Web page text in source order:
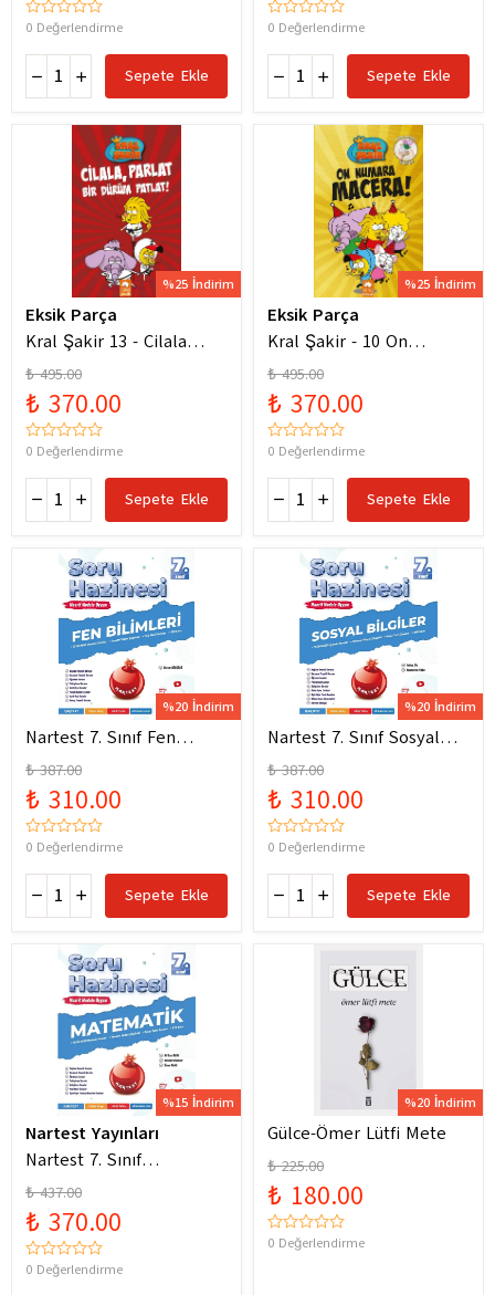
0 Değerlendirme
Sepete Ekle
0 Değerlendirme
Sepete Ekle
%25 İndirim
Eksik Parça
Kral Şakir 13 - Cilala
Parlat Bir Dürüm Patlat!
₺ 495.00
₺ 370.00
0 Değerlendirme
Sepete Ekle
%25 İndirim
Eksik Parça
Kral Şakir - 10 On
Numara Macera Ciltli
₺ 495.00
₺ 370.00
0 Değerlendirme
Sepete Ekle
%20 İndirim
Nartest 7. Sınıf Fen
Bilimleri Soru Hazinesi
Yeni Maarif Modele
Uygun
₺ 387.00
₺ 310.00
0 Değerlendirme
Sepete Ekle
%20 İndirim
Nartest 7. Sınıf Sosyal
Bilgiler Soru Hazinesi
Yeni Maarif Modele
Uygun
₺ 387.00
₺ 310.00
0 Değerlendirme
Sepete Ekle
%15 İndirim
Nartest Yayınları
Nartest 7. Sınıf
Matematik Soru Hazinesi
₺ 437.00
₺ 370.00
0 Değerlendirme
%20 İndirim
Gülce-Ömer Lütfi Mete
₺ 225.00
₺ 180.00
0 Değerlendirme